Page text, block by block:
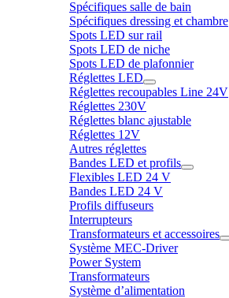
Spécifiques salle de bain
Spécifiques dressing et chambre
Spots LED sur rail
Spots LED de niche
Spots LED de plafonnier
Réglettes LED
Réglettes recoupables Line 24V
Réglettes 230V
Réglettes blanc ajustable
Réglettes 12V
Autres réglettes
Bandes LED et profils
Flexibles LED 24 V
Bandes LED 24 V
Profils diffuseurs
Interrupteurs
Transformateurs et accessoires
Système MEC-Driver
Power System
Transformateurs
Système d’alimentation